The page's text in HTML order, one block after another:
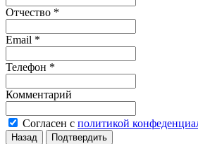
Отчество *
Email *
Телефон *
Комментарий
Согласен с политикой
Назад Подтвердить